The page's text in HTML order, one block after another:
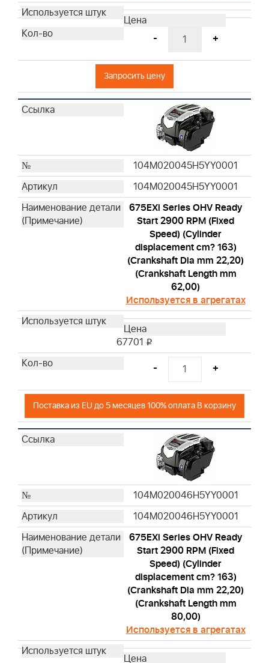
- +
Запросить цену
104M020045H5YY0001
104M020045H5YY0001
675EXi Series OHV Ready
Start 2900 RPM (Fixed
Speed) (Cylinder
displacement cm? 163)
(Crankshaft Dia mm 22,20)
(Crankshaft Length mm
62,00)
Используется в агрегатах
67701 i
- +
Поставка из EU до 5 месяцев 100% оплата В корзину
104M020046H5YY0001
104M020046H5YY0001
675EXi Series OHV Ready
Start 2900 RPM (Fixed
Speed) (Cylinder
displacement cm? 163)
(Crankshaft Dia mm 22,20)
(Crankshaft Length mm
80,00)
Используется в агрегатах